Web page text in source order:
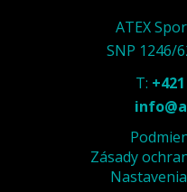
ATEX
SNP 1246/
T:
Zásady